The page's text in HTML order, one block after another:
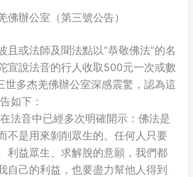
佛辦公室（第三號公告）
且或法師及聞法點以“恭敬佛法”的名
宣說法音的行人收取500元一次或數
世多杰羌佛辦公室深感震驚，認為這
如下：
法音中已經多次明確開示：佛法是
不是用來剝削眾生的。任何人只要
利益眾生、求解脫的意願，我們都
自己的利益，也要盡力幫他人得到